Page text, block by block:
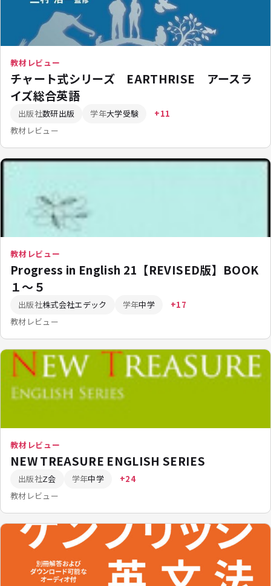
教材レビュー
チャート式シリーズ EARTHRISE アースラ
イズ総合英語
出版社数研出版 学年大学受験 +11
教材レビュー
教材レビュー
Progress in English 21【REVISED版】BOOK
１～５
出版社株式会社エデック 学年中学 +17
教材レビュー
教材レビュー
NEW TREASURE ENGLISH SERIES
出版社Z会 学年中学 +24
教材レビュー